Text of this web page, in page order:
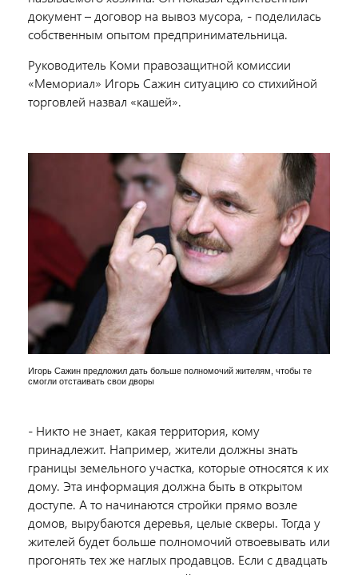
документ – договор на вывоз мусора, - поделилась
собственным опытом предпринимательница.
Руководитель Коми правозащитной комиссии
«Мемориал» Игорь Сажин ситуацию со стихийной
торговлей назвал «кашей».
Игорь Сажин предложил дать больше полномочий жителям, чтобы те
смогли отстаивать свои дворы
- Никто не знает, какая территория, кому
принадлежит. Например, жители должны знать
границы земельного участка, которые относятся к их
дому. Эта информация должна быть в открытом
доступе. А то начинаются стройки прямо возле
домов, вырубаются деревья, целые скверы. Тогда у
жителей будет больше полномочий отвоевывать или
прогонять тех же наглых продавцов. Если с двадцать